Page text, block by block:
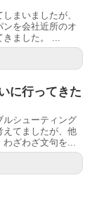
まいましたが、
ンを会社近所のオ
きました。 ...
に行ってきた
ルシューティング
えてましたが、他
わざわざ文句を...